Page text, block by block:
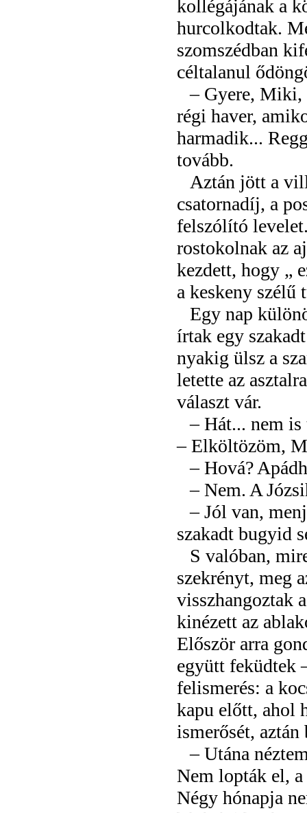
kollégájának a
hurcolkodtak.
szomszédban
céltalanul
– Gyere, Miki,
régi haver,
harmadik...
tovább.
Aztán jött a
csatornadíj, a
felszólító
rostokolnak az
kezdett, hogy „
a keskeny szélű
Egy nap
írtak egy
nyakig ülsz a
letette az
választ vár.
– Hát... nem is
– Elköltözöm,
– Hová?
– Nem. A
– Jól van,
szakadt bugyid
S valóban,
szekrényt, meg
visszhangoztak
kinézett az
Először arra
együtt feküdtek
felismerés: a
kapu előtt, ahol
ismerősét,
– Utána
Nem lopták el,
Négy hónapja